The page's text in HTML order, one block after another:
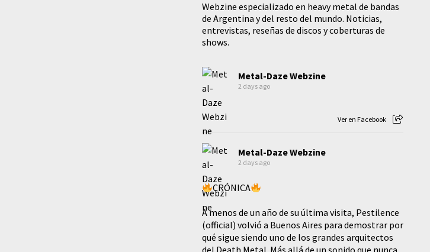
Webzine especializado en heavy metal de bandas
de Argentina y del resto del mundo. Noticias,
entrevistas, reseñas de discos y coberturas de
shows.
Metal-Daze Webzine
2 days ago
Ver en Facebook
Metal-Daze Webzine
2 days ago
CRÓNICA
A menos de un año de su última visita, Pestilence
(official) volvió a Buenos Aires para demostrar por
qué sigue siendo uno de los grandes arquitectos
del Death Metal. Más allá de un sonido que nunca